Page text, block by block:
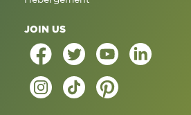
JOIN US